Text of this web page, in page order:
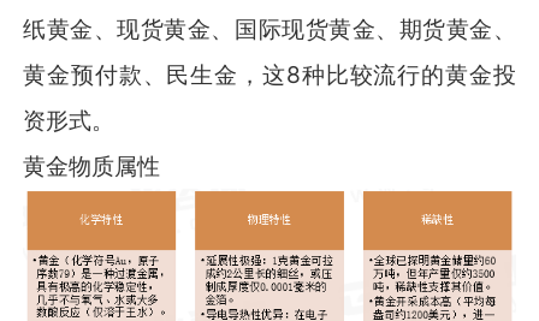
纸黄金、现货黄金、国际现货黄金、期货黄金、
黄金预付款、民生金，这8种比较流行的黄金投
资形式。
黄金物质属性